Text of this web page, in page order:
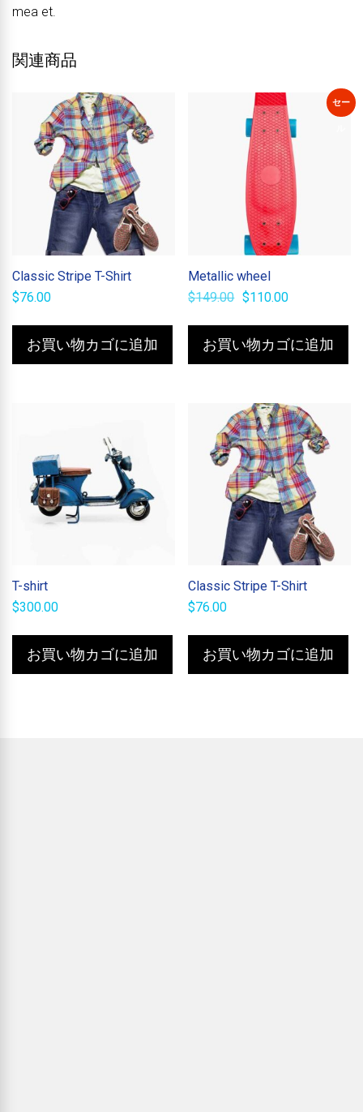
mea et.
関連商品
Classic Stripe T-Shirt
$76.00
お買い物カゴに追加
セー
Metallic wheel
$149.00 元
価
格
は
$149.00
た。
$110.00現
の
価
格
は
お買い物カゴに追加
T-shirt
$300.00
お買い物カゴに追加
Classic Stripe T-Shirt
$76.00
お買い物カゴに追加